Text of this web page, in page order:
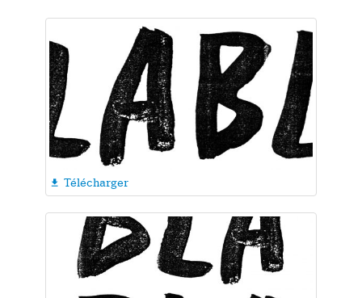
 Télécharger